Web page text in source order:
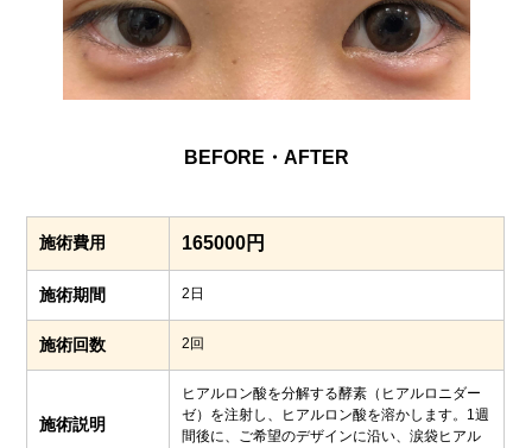
BEFORE・AFTER
施術費用 165000円
施術期間 2日
施術回数 2回
施術説明
ヒアルロン酸を分解する酵素（ヒアルロニダー
ゼ）を注射し、ヒアルロン酸を溶かします。1週
間後に、ご希望のデザインに沿い、涙袋ヒアル